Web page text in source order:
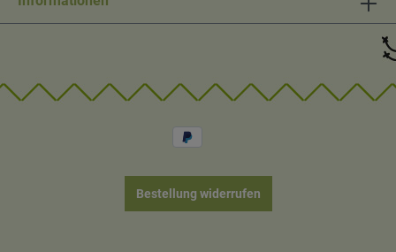
Bestellung widerrufen